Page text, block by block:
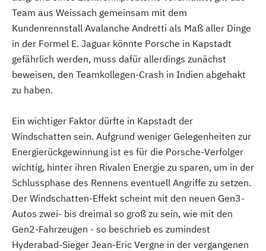
Team aus Weissach gemeinsam mit dem
Kundenrennstall Avalanche Andretti als Maß aller Dinge
in der Formel E. Jaguar könnte Porsche in Kapstadt
gefährlich werden, muss dafür allerdings zunächst
beweisen, den Teamkollegen-Crash in Indien abgehakt
zu haben.
Ein wichtiger Faktor dürfte in Kapstadt der
Windschatten sein. Aufgrund weniger Gelegenheiten zur
Energierückgewinnung ist es für die Porsche-Verfolger
wichtig, hinter ihren Rivalen Energie zu sparen, um in der
Schlussphase des Rennens eventuell Angriffe zu setzen.
Der Windschatten-Effekt scheint mit den neuen Gen3-
Autos zwei- bis dreimal so groß zu sein, wie mit den
Gen2-Fahrzeugen - so beschrieb es zumindest
Hyderabad-Sieger Jean-Eric Vergne in der vergangenen